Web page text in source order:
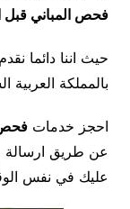
فحص المباني قبل
حيث اننا دائما
بالمملكة العربية
احجز خدمات فحص
عن طريق ارسالة
عليك في نفس